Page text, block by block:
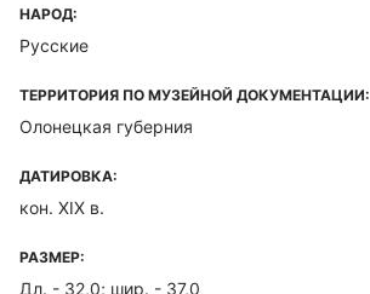
НАРОД:
Русские
ТЕРРИТОРИЯ ПО МУЗЕЙНОЙ ДОКУМЕНТАЦИИ:
Олонецкая губерния
ДАТИРОВКА:
кон. XIX в.
РАЗМЕР:
Дл. - 32,0; шир. - 37,0